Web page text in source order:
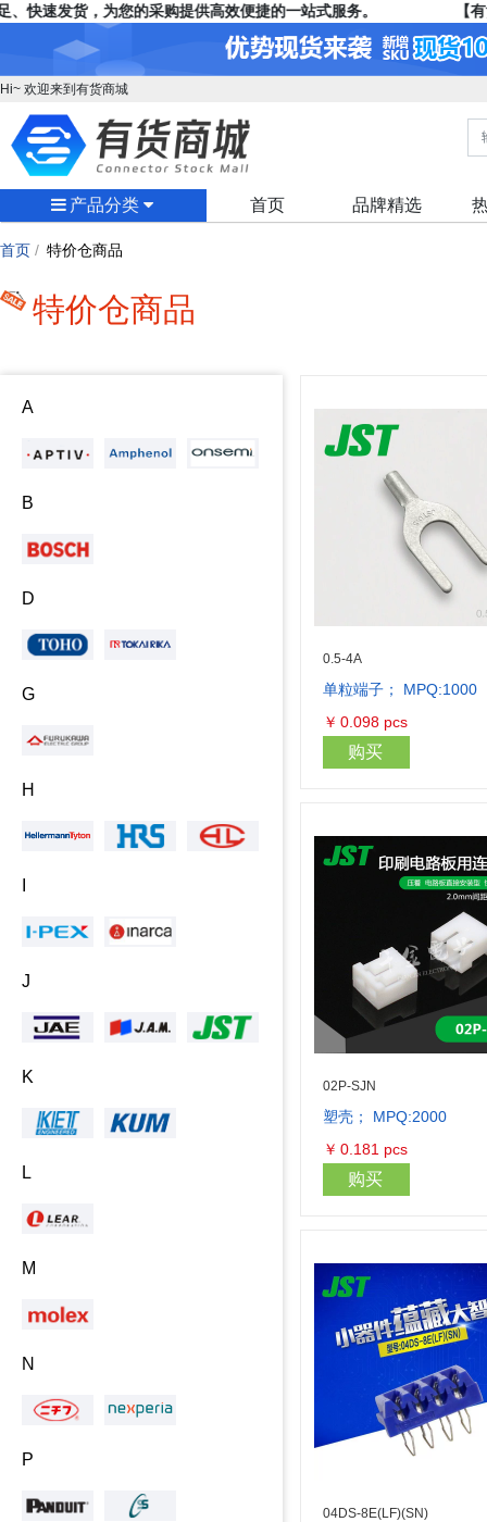
速发货，为您的采购提供高效便捷的一站式服务。 【有
Hi~ 欢迎来到有货商城
产品分类 首页 品牌精选
首页 / 特价仓商品
特价仓商品
A
B
D
G
H
J
K
L
M
N
P
0.5-4A
单粒端子； MPQ:1000
￥ 0.098 pcs
购买
02P-SJN
塑壳； MPQ:2000
￥ 0.181 pcs
购买
04DS-8E(LF)(SN)